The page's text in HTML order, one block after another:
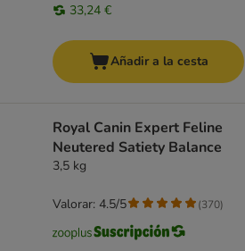
33,24 €
Añadir a la cesta
Royal Canin Expert Feline
Neutered Satiety Balance
3,5 kg
Valorar: 4.5/5 (370)